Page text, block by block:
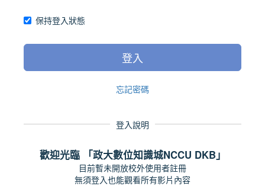
保持登入狀態
登入
忘記密碼
登入說明
歡迎光臨 「政大數位知識城NCCU DKB」
目前暫未開放校外使用者註冊
無須登入也能觀看所有影片內容